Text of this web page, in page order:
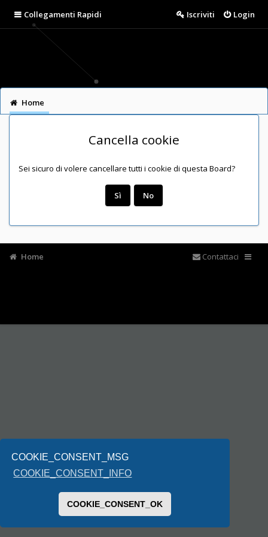
COOKIE_CONSENT_MSG
COOKIE_CONSENT_INFO
COOKIE_CONSENT_OK
Collegamenti Rapidi Login
Iscriviti
Home
Cancella cookie
Sei sicuro di volere cancellare tutti i cookie di questa Board?
Home Contattaci